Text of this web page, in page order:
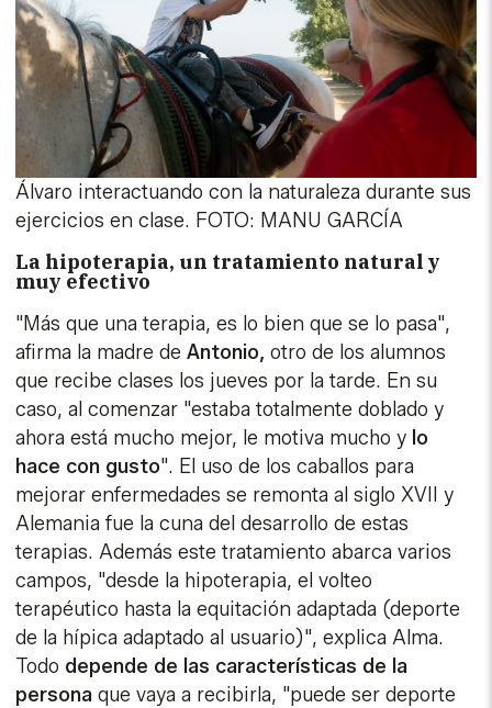
Álvaro interactuando con la naturaleza durante sus
ejercicios en clase. FOTO: MANU GARCÍA
La hipoterapia, un tratamiento natural y
muy efectivo
"Más que una terapia, es lo bien que se lo pasa",
afirma la madre deAntonio, otro de los alumnos
que recibe clases los jueves por la tarde. En su
caso, al comenzar "estaba totalmente doblado y
ahora está mucho mejor, le motiva mucho y lo
hace con gusto". El uso de los caballos para
mejorar enfermedades se remonta al siglo XVII y
Alemania fue la cuna del desarrollo de estas
terapias. Además este tratamiento abarca varios
campos, "desde la hipoterapia, el volteo
terapéutico hasta la equitación adaptada (deporte
de la hípica adaptado al usuario)", explica Alma.
Todo depende de las características de la
persona que vaya a recibirla, "puede ser deporte